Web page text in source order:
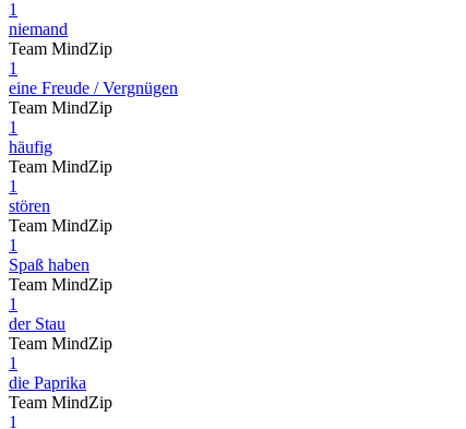
1
niemand
Team MindZip
1
eine Freude / Vergnügen
Team MindZip
1
häufig
Team MindZip
1
stören
Team MindZip
1
Spaß haben
Team MindZip
1
der Stau
Team MindZip
1
die Paprika
Team MindZip
1